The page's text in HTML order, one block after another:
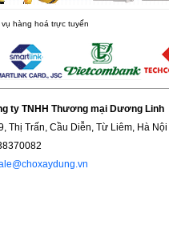
hàng hoá trực tuyến
ty TNHH Thương mại Dương Linh
Thị Trấn, Cầu Diễn, Từ Liêm, Hà Nội